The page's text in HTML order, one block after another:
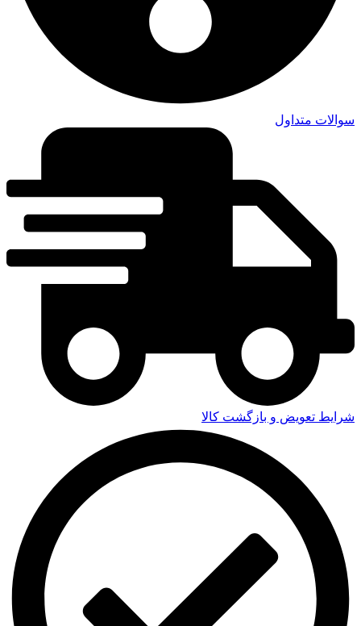
سوالات متداول
شرایط تعویض و بازگشت کالا